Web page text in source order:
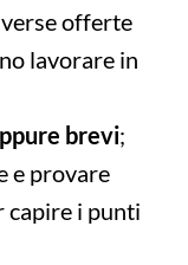
offerte
lavorare in
brevi;
e provare
capire i punti